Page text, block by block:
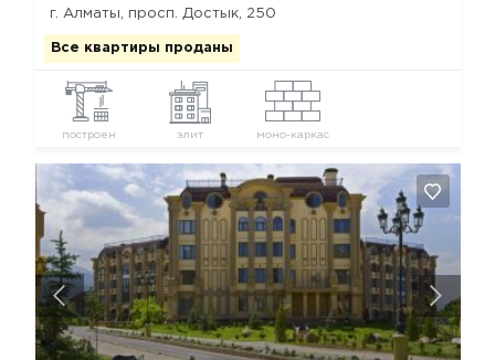
г. Алматы, просп. Достык, 250
Все квартиры проданы
построен элит моно-каркас